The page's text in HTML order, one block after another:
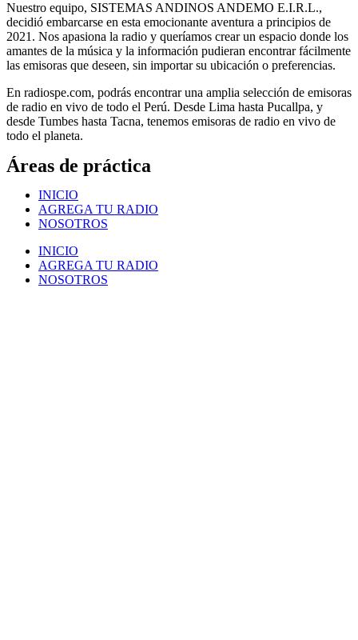
Nuestro equipo, SISTEMAS ANDINOS ANDEMO E.I.R.L.,
decidió embarcarse en esta emocionante aventura a principios de
2021. Nos apasiona la radio y queríamos crear un espacio donde los
amantes de la música y la información pudieran encontrar fácilmente
las emisoras que deseen, sin importar su ubicación o preferencias.
En radiospe.com, podrás encontrar una amplia selección de emisoras
de radio en vivo de todo el Perú. Desde Lima hasta Pucallpa, y
desde Tumbes hasta Tacna, tenemos emisoras de radio en vivo de
todo el planeta.
Áreas de práctica
INICIO
AGREGA TU RADIO
NOSOTROS
INICIO
AGREGA TU RADIO
NOSOTROS